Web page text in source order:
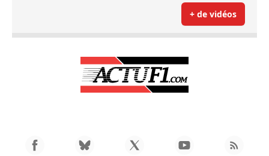
+ de vidéos